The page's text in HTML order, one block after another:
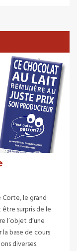
Corte, le grand
surpris de le
l’objet d’une
base de cours
diverses.